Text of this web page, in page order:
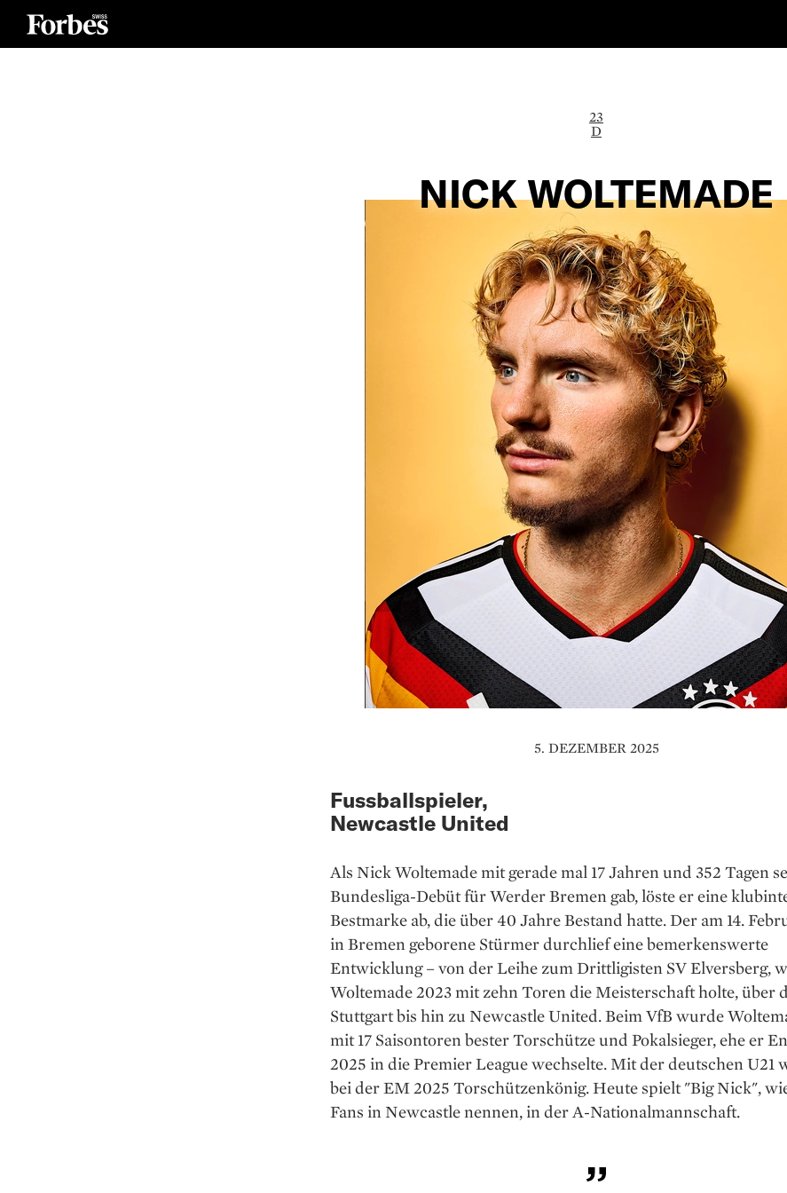
23
D
NICK WOLTEMADE
5. DEZEMBER 2025
Fussballspieler,
Newcastle United
Als Nick Woltemade mit gerade mal 17 Jahren und 352 Tagen
Bundesliga-Debüt für Werder Bremen gab, löste er eine
Bestmarke ab, die über 40 Jahre Bestand hatte. Der am 14.
in Bremen geborene Stürmer durchlief eine bemerkenswerte
Entwicklung – von der Leihe zum Drittligisten SV Elversberg,
Woltemade 2023 mit zehn Toren die Meisterschaft holte, über
Stuttgart bis hin zu Newcastle United. Beim VfB wurde
mit 17 Saisontoren bester Torschütze und Pokalsieger, ehe er
2025 in die Premier League wechselte. Mit der deutschen U21
bei der EM 2025 Torschützenkönig. Heute spielt "Big Nick",
Fans in Newcastle nennen, in der A-Nationalmannschaft.